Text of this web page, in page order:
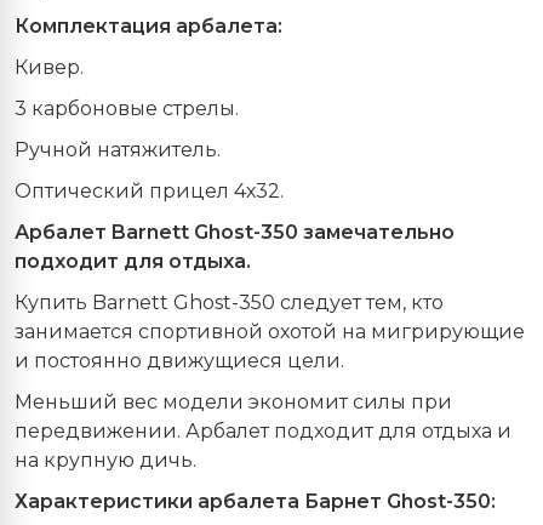
Комплектация арбалета:
Кивер.
3 карбоновые стрелы.
Ручной натяжитель.
Оптический прицел 4х32.
Арбалет Barnett Ghost-350 замечательно
подходит для отдыха.
Купить Barnett Ghost-350 следует тем, кто
занимается спортивной охотой на мигрирующие
и постоянно движущиеся цели.
Меньший вес модели экономит силы при
передвижении. Арбалет подходит для отдыха и
на крупную дичь.
Характеристики арбалета Барнет Ghost-350: